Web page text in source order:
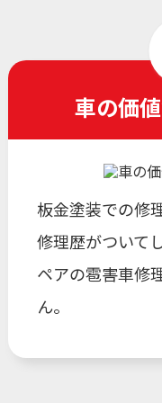
車の価
板金塗装での修
修理歴がついて
ペアの雹害車修
ん。